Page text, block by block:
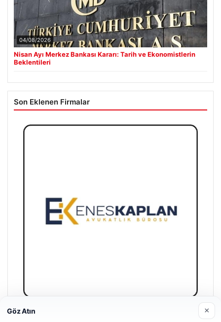
04/08/2026
Nisan Ayı Merkez Bankası Kararı: Tarih ve Ekonomistlerin
Beklentileri
Son Eklenen Firmalar
Göz Atın ×